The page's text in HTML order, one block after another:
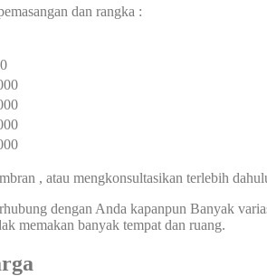
dan rangka :
, atau mengkonsultasikan terlebih
dengan Anda kapanpun Banyak
memakan banyak tempat dan ruang.